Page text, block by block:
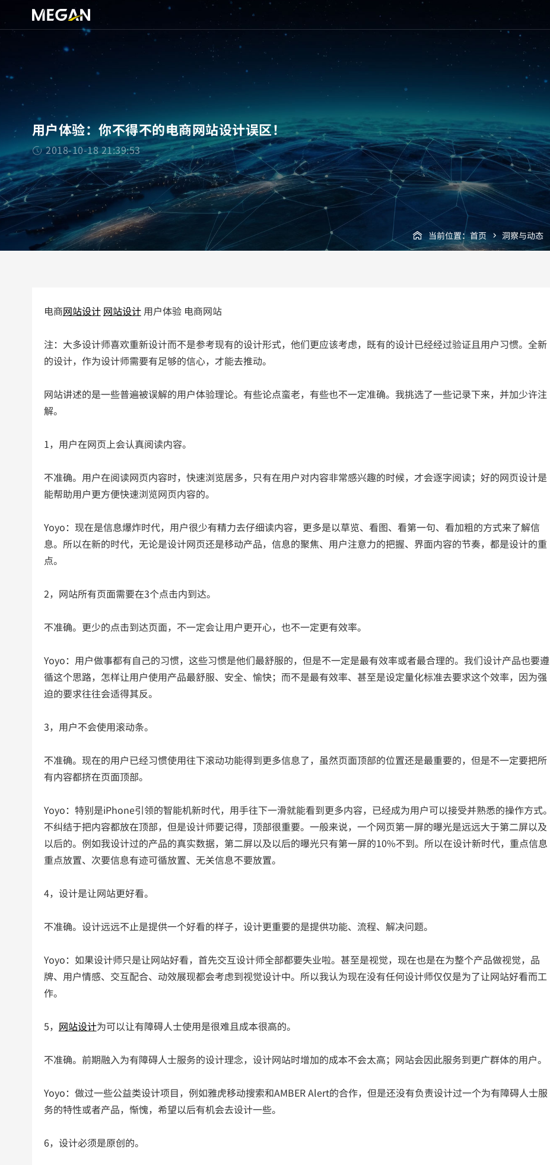
用户体验：你不得不的电商网站设计误区！
2018-10-18 21:39:53
当前位置：首页 洞察与动态
电商网站设计 网站设计用户体验 电商网站
注：大多设计师喜欢重新设计而不是参考现有的设计形式，他们更应该考虑，既有的设计已经经过验证且用户习惯。全新
的设计，作为设计师需要有足够的信心，才能去推动。
网站讲述的是一些普遍被误解的用户体验理论。有些论点蛮老，有些也不一定准确。我挑选了一些记录下来，并加少许注
解。
1，用户在网页上会认真阅读内容。
不准确。用户在阅读网页内容时，快速浏览居多，只有在用户对内容非常感兴趣的时候，才会逐字阅读；好的网页设计是
能帮助用户更方便快速浏览网页内容的。
Yoyo：现在是信息爆炸时代，用户很少有精力去仔细读内容，更多是以草览、看图、看第一句、看加粗的方式来了解信
息。所以在新的时代，无论是设计网页还是移动产品，信息的聚焦、用户注意力的把握、界面内容的节奏，都是设计的重
点。
2，网站所有页面需要在3个点击内到达。
不准确。更少的点击到达页面，不一定会让用户更开心，也不一定更有效率。
Yoyo：用户做事都有自己的习惯，这些习惯是他们最舒服的，但是不一定是最有效率或者最合理的。我们设计产品也要遵
循这个思路，怎样让用户使用产品最舒服、安全、愉快；而不是最有效率、甚至是设定量化标准去要求这个效率，因为强
迫的要求往往会适得其反。
3，用户不会使用滚动条。
不准确。现在的用户已经习惯使用往下滚动功能得到更多信息了，虽然页面顶部的位置还是最重要的，但是不一定要把所
有内容都挤在页面顶部。
Yoyo：特别是iPhone引领的智能机新时代，用手往下一滑就能看到更多内容，已经成为用户可以接受并熟悉的操作方式。
不纠结于把内容都放在顶部，但是设计师要记得，顶部很重要。一般来说，一个网页第一屏的曝光是远远大于第二屏以及
以后的。例如我设计过的产品的真实数据，第二屏以及以后的曝光只有第一屏的10%不到。所以在设计新时代，重点信息
重点放置、次要信息有迹可循放置、无关信息不要放置。
4，设计是让网站更好看。
不准确。设计远远不止是提供一个好看的样子，设计更重要的是提供功能、流程、解决问题。
Yoyo：如果设计师只是让网站好看，首先交互设计师全部都要失业啦。甚至是视觉，现在也是在为整个产品做视觉，品
牌、用户情感、交互配合、动效展现都会考虑到视觉设计中。所以我认为现在没有任何设计师仅仅是为了让网站好看而工
作。
5， 网站设计为可以让有障碍人士使用是很难且成本很高的。
不准确。前期融入为有障碍人士服务的设计理念，设计网站时增加的成本不会太高；网站会因此服务到更广群体的用户。
Yoyo：做过一些公益类设计项目，例如雅虎移动搜索和AMBER Alert的合作，但是还没有负责设计过一个为有障碍人士服
务的特性或者产品，惭愧，希望以后有机会去设计一些。
6，设计必须是原创的。